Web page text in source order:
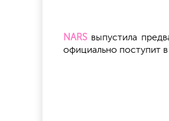
NARS выпустила
официально поступит